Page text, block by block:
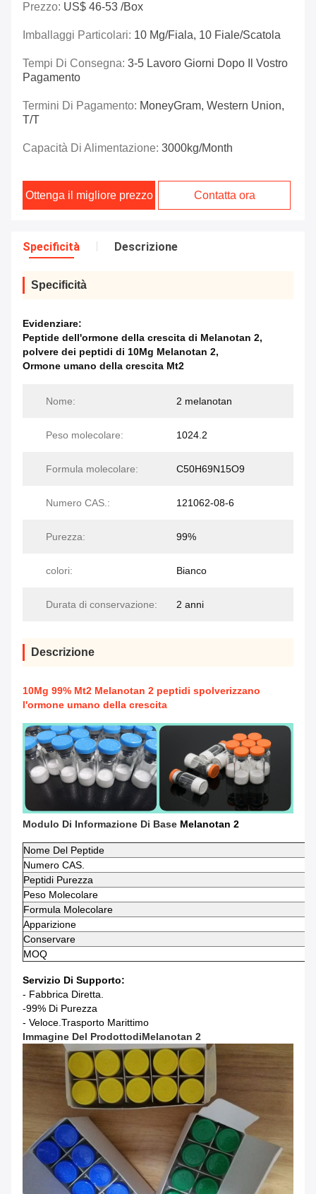
Prezzo: US$ 46-53 /box
Imballaggi Particolari: 10 Mg/fiala, 10 Fiale/scatola
Tempi Di Consegna: 3-5 Lavoro Giorni Dopo Il Vostro
Pagamento
Termini Di Pagamento: MoneyGram, Western Union,
T/T
Capacità Di Alimentazione: 3000kg/Month
Ottenga il migliore prezzo Contatta ora
Specificità Descrizione
Specificità
Evidenziare:
Peptide dell'ormone della crescita di Melanotan 2,
polvere dei peptidi di 10Mg Melanotan 2,
Ormone umano della crescita Mt2
Nome: 2 melanotan
Peso molecolare: 1024.2
Formula molecolare: C50H69N15O9
Numero CAS.: 121062-08-6
Purezza: 99%
colori: Bianco
Durata di conservazione: 2 anni
Descrizione
10Mg 99% Mt2 Melanotan 2 peptidi spolverizzano
l'ormone umano della crescita
Modulo Di Informazione Di Base Melanotan 2
Nome Del Peptide
Numero CAS.
Peptidi Purezza
Peso Molecolare
Formula Molecolare
Apparizione
Conservare
MOQ
Servizio Di Supporto:
- Fabbrica Diretta.
-99% Di Purezza
- Veloce. Trasporto Marittimo
Immagine Del ProdottoDiMelanotan 2